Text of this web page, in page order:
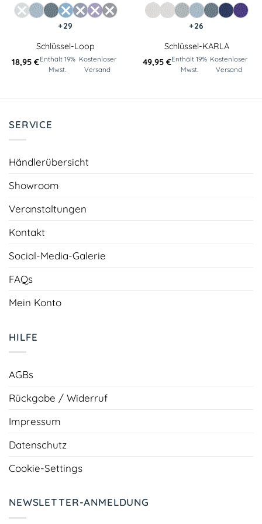
+29
Schlüssel-Loop
18,95 €Enthält 19%
Mwst.
Kostenloser
Versand
+26
Schlüssel-KARLA
49,95 €Enthält 19%
Mwst.
Kostenloser
Versand
SERVICE
Händlerübersicht
Showroom
Veranstaltungen
Kontakt
Social-Media-Galerie
FAQs
Mein Konto
HILFE
AGBs
Rückgabe / Widerruf
Impressum
Datenschutz
Cookie-Settings
NEWSLETTER-ANMELDUNG